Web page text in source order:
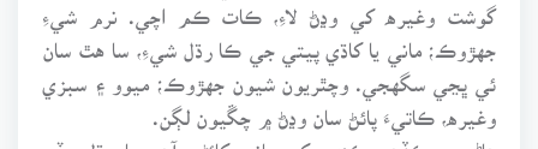
گوشت وغيره کي وڍڻ لاءِ، ڪات ڪم اچي. نرم شيءِ
جهڙوڪ؛ ماني يا کاڌي پيتي جي ڪا رڌل شيءِ، سا هٿ سان
ئي ڀڃي سگهجي. وچٿريون شيون جهڙوڪ؛ ميوو ۽ سبزي
وغيره، ڪاتيءَ پائڻ سان وڍڻ ۾ چڱيون لڳن.
هاڻي جيڪڏهن ڪنهن کي ماني کائڻي آهي يا رڌل وڏي